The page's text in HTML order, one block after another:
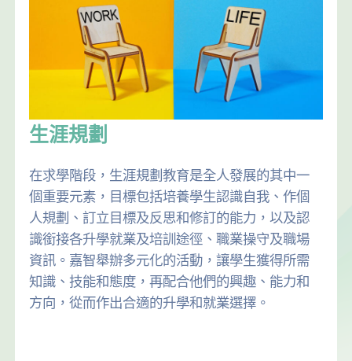
生涯規劃
在求學階段，生涯規劃教育是全人發展的其中一
個重要元素，目標包括培養學生認識自我、作個
人規劃、訂立目標及反思和修訂的能力，以及認
識銜接各升學就業及培訓途徑、職業操守及職場
資訊。嘉智舉辦多元化的活動，讓學生獲得所需
知識、技能和態度，再配合他們的興趣、能力和
方向，從而作出合適的升學和就業選擇。